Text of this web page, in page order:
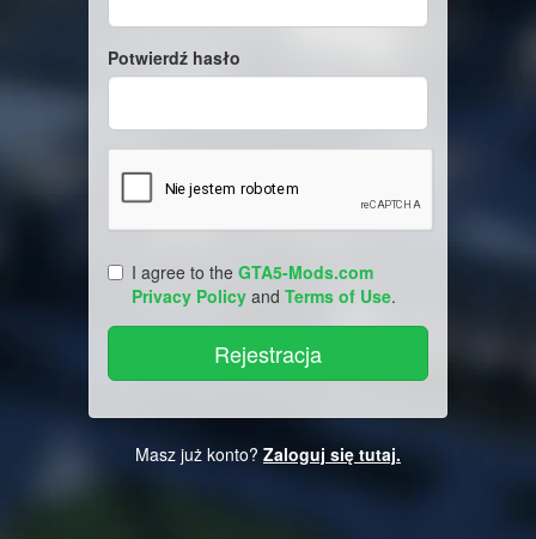
Potwierdź hasło
I agree to the GTA5-Mods.com
Privacy Policy and Terms of Use.
Masz już konto? Zaloguj się tutaj.